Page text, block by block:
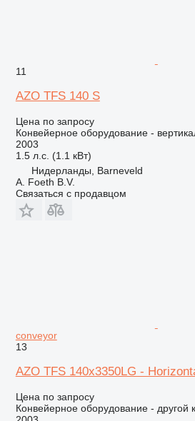
11
AZO TFS 140 S
Цена по запросу
Конвейерное оборудование -
2003
1.5 л.с. (1.1 кВт)
Нидерланды, Barneveld
A. Foeth B.V.
Связаться с продавцом
conveyor
13
AZO TFS 140x3350LG -
Цена по запросу
Конвейерное оборудование - другой